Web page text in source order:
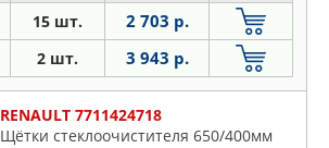
15 шт. 2 703 р.
2 шт. 3 943 р.
RENAULT 7711424718
Щётки стеклоочистителя 650/400мм